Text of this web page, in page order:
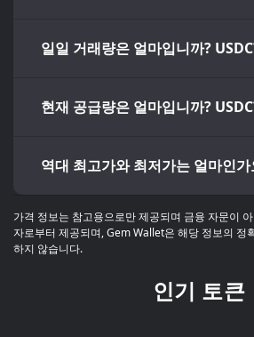
일일 거래량은 얼마입니까?
현재 공급량은 얼마입니까?
역대 최고가와 최저가는 얼마인가
가격 정보는 참고용으로만 제공되며 금융 자문이
자로부터 제공되며, Gem Wallet은 해당 정보의 정
하지 않습니다.
인기 토큰